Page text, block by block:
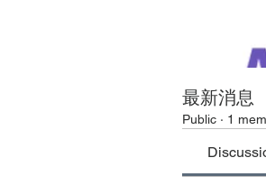
最新消息
Public · 1